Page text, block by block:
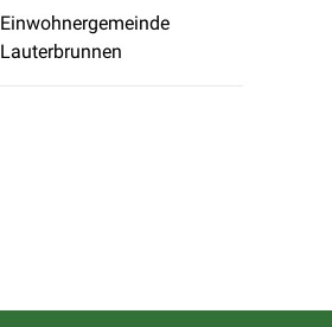
Einwohnergemeinde
Lauterbrunnen